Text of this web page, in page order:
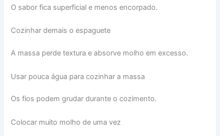
O sabor fica superficial e menos encorpado.
Cozinhar demais o espaguete
A massa perde textura e absorve molho em excesso.
Usar pouca água para cozinhar a massa
Os fios podem grudar durante o cozimento.
Colocar muito molho de uma vez